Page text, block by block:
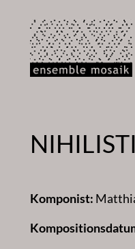
Inhalt
springen
Komponist: